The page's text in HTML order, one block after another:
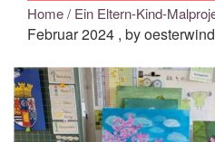
Home/ Ein Eltern-Kind-
Februar 2024 , by oesterwind